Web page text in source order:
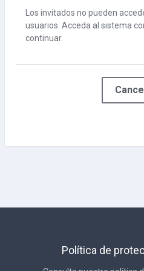
Los invitados no pueden
usuarios. Acceda al sistema
continuar.
Política de